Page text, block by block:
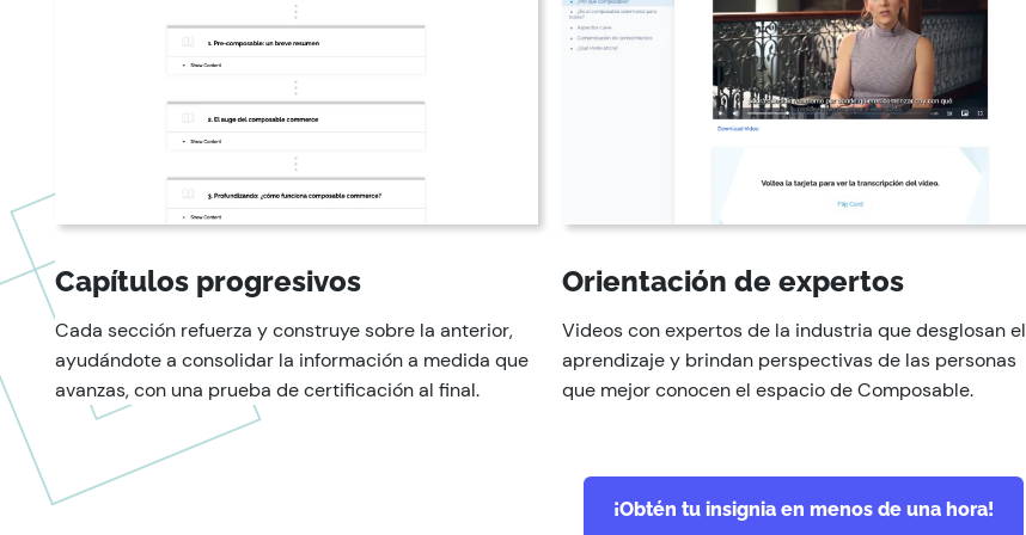
Capítulos progresivos
Cada sección refuerza y construye sobre la anterior,
ayudándote a consolidar la información a medida que
avanzas, con una prueba de certificación al final.
Orientación de expertos
Videos con expertos de la industria que desglosan el
aprendizaje y brindan perspectivas de las personas
que mejor conocen el espacio de Composable.
¡Obtén tu insignia en menos de una hora!